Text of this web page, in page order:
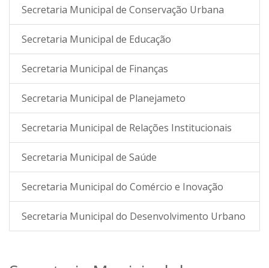
Secretaria Municipal de Conservação Urbana
Secretaria Municipal de Educação
Secretaria Municipal de Finanças
Secretaria Municipal de Planejameto
Secretaria Municipal de Relações Institucionais
Secretaria Municipal de Saúde
Secretaria Municipal do Comércio e Inovação
Secretaria Municipal do Desenvolvimento Urbano